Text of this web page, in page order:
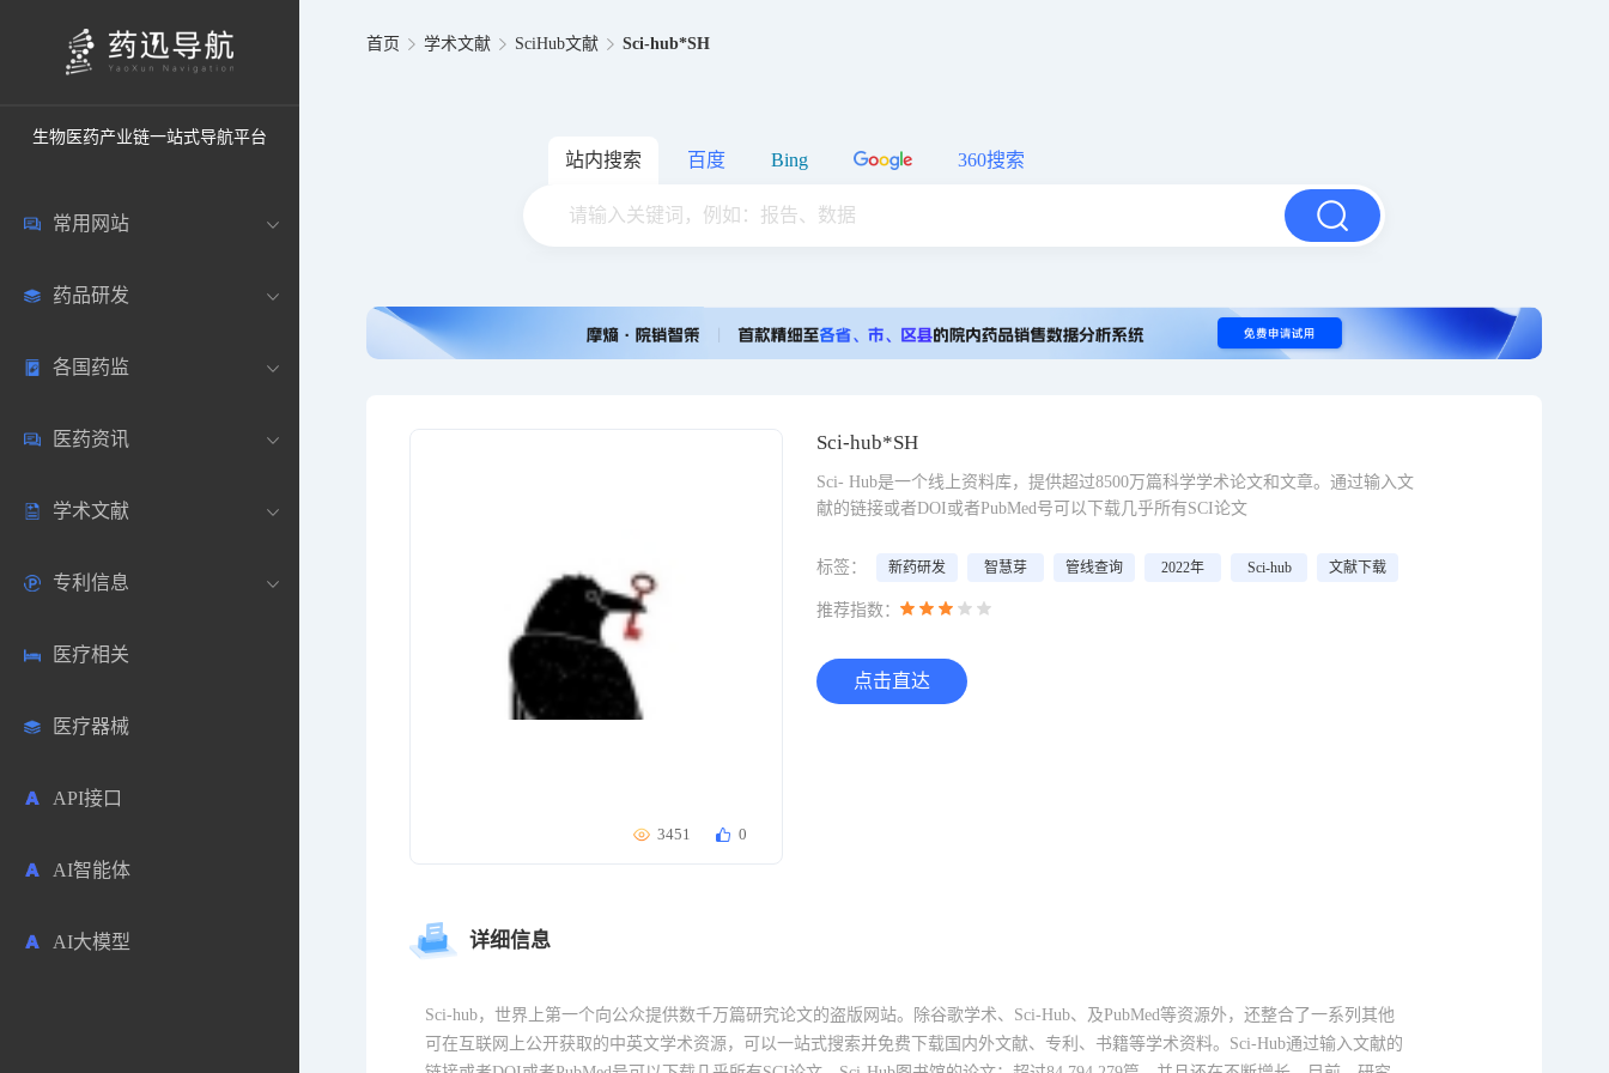
生物医药产业链一站式导航平台
常用网站
中国常用
药圈资讯
邮箱登录
药典网站
药品研发
药研数据库
药品说明书
药物临床
生物数据库
药品市场信息
合成化工
药物分析
毒性数据库
原辅料包材
各国药监
中国
美国
欧洲
日本
其他各国
医药资讯
医药新闻
医药论坛
药研咨询
医药科普
学术文献
学术搜索
SciHub文献
文献下载
文献管理
专利信息
各国专利局官方查询
医药专利
商业专利数据库
免费专利库
医疗相关
医疗器械
API接口
AI智能体
AI大模型
首页 学术文献 SciHub文献 Sci-hub*SH
站内搜索 百度 Bing 360搜索
3451 0
Sci-hub*SH
Sci- Hub是一个线上资料库，提供超过8500万篇科学学术论文和文章。通过输入文
献的链接或者DOI或者PubMed号可以下载几乎所有SCI论文
标签： 新药研发 智慧芽 管线查询 2022年 Sci-hub 文献下载
推荐指数：
点击直达
详细信息
Sci-hub，世界上第一个向公众提供数千万篇研究论文的盗版网站。除谷歌学术、Sci-Hub、及PubMed等资源外，还整合了一系列其他
可在互联网上公开获取的中英文学术资源，可以一站式搜索并免费下载国内外文献、专利、书籍等学术资料。Sci-Hub通过输入文献的